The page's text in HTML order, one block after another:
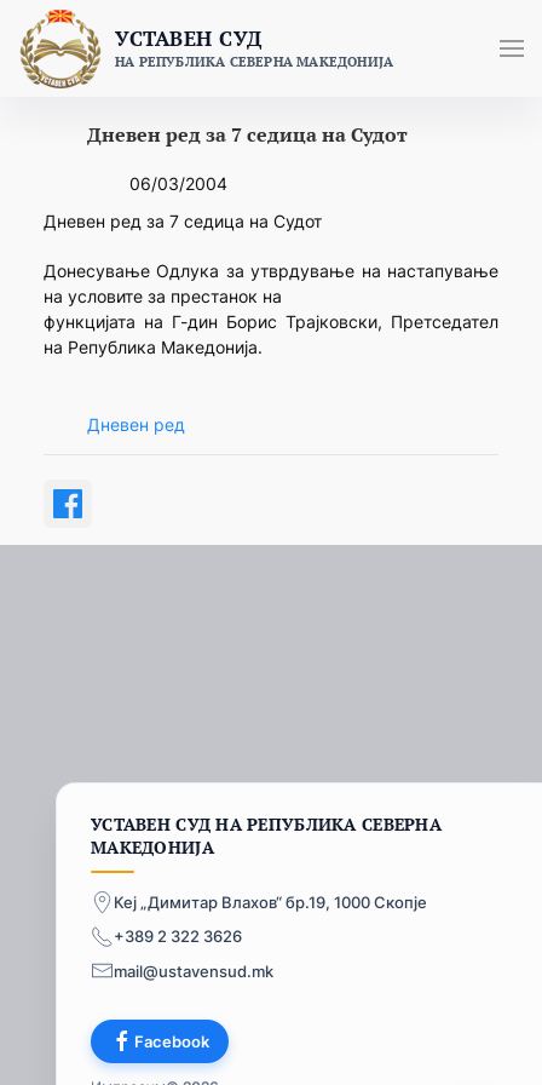
content
УСТАВЕН СУД
НА РЕПУБЛИКА СЕВЕРНА МАКЕДОНИЈА
Дневен ред за 7 седица на Судот
06/03/2004
Дневен ред за 7 седица на Судот
Донесување Одлука за утврдување на настапување
на условите за престанок на
функцијата на Г-дин Борис Трајковски, Претседател
на Република Македонија.
Дневен ред
УСТАВЕН СУД НА РЕПУБЛИКА СЕВЕРНА
МАКЕДОНИЈА
Кеј „Димитар Влахов“ бр.19, 1000 Скопје
+389 2 322 3626
mail@ustavensud.mk
Facebook